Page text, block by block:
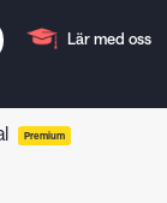
Lär med oss
Premium